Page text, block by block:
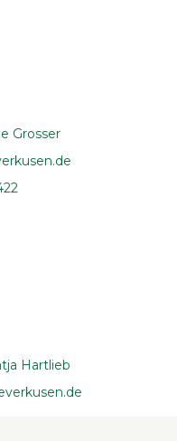
Grosser
Hartlieb